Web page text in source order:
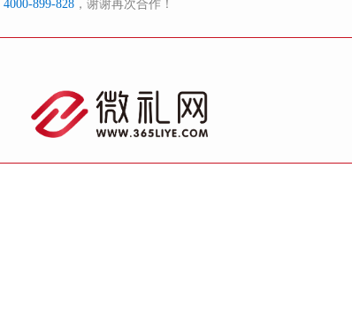
4000-899-828 ，谢谢再次合作！